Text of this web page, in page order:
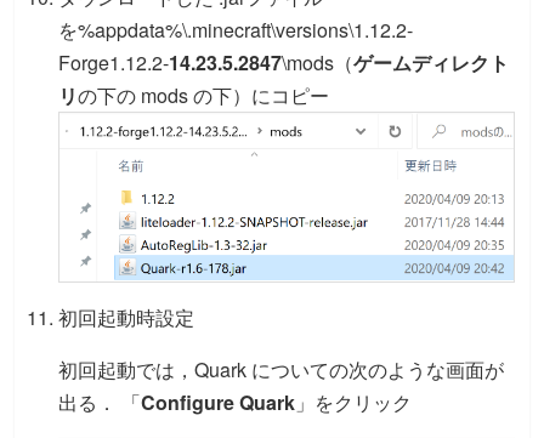
を%appdata%\.minecraft\versions\1.12.2-
Forge1.12.2-14.23.5.2847\mods（ゲームディレクト
リの下の mods の下）にコピー
初回起動時設定
初回起動では，Quark についての次のような画面が
出る． 「Configure Quark 」をクリック